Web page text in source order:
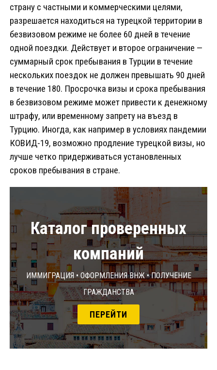
страну с частными и коммерческими целями,
разрешается находиться на турецкой территории в
безвизовом режиме не более 60 дней в течение
одной поездки. Действует и второе ограничение —
суммарный срок пребывания в Турции в течение
нескольких поездок не должен превышать 90 дней
в течение 180. Просрочка визы и срока пребывания
в безвизовом режиме может привести к денежному
штрафу, или временному запрету на въезд в
Турцию. Иногда, как например в условиях пандемии
КОВИД-19, возможно продление турецкой визы, но
лучше четко придерживаться установленных
сроков пребывания в стране.
Каталог проверенных
компаний
Иммиграция • Оформления ВНЖ • Получение
гражданства
ПЕРЕЙТИ